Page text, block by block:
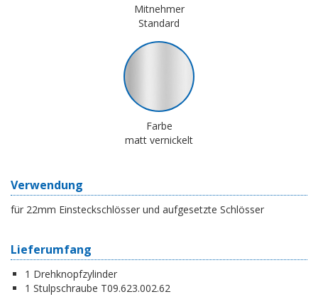
Mitnehmer
Standard
Farbe
matt vernickelt
Verwendung
für 22mm Einsteckschlösser und aufgesetzte Schlösser
Lieferumfang
1 Drehknopfzylinder
1 Stulpschraube T09.623.002.62